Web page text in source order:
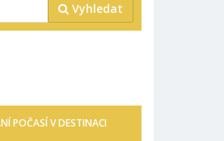
Vyhledat
POČASÍ V DESTINACI